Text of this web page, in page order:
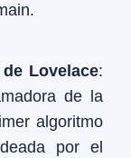
Lovelace:
de la
algoritmo
por el